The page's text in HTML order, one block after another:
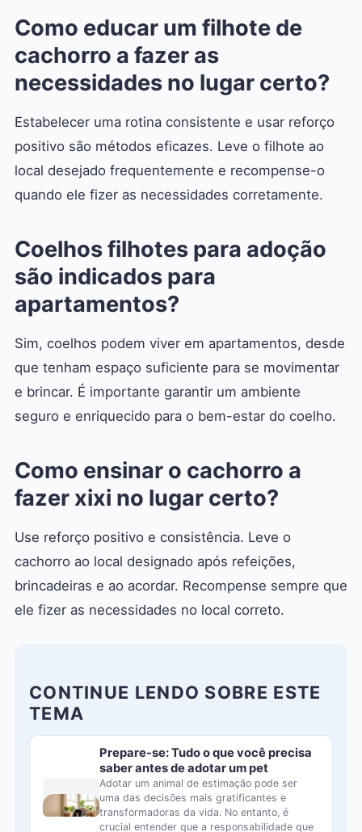
Como educar um filhote de
cachorro a fazer as
necessidades no lugar certo?
Estabelecer uma rotina consistente e usar reforço
positivo são métodos eficazes. Leve o filhote ao
local desejado frequentemente e recompense-o
quando ele fizer as necessidades corretamente.
Coelhos filhotes para adoção
são indicados para
apartamentos?
Sim, coelhos podem viver em apartamentos, desde
que tenham espaço suficiente para se movimentar
e brincar. É importante garantir um ambiente
seguro e enriquecido para o bem-estar do coelho.
Como ensinar o cachorro a
fazer xixi no lugar certo?
Use reforço positivo e consistência. Leve o
cachorro ao local designado após refeições,
brincadeiras e ao acordar. Recompense sempre que
ele fizer as necessidades no local correto.
CONTINUE LENDO SOBRE ESTE
TEMA
Prepare-se: Tudo o que você precisa
saber antes de adotar um pet
Adotar um animal de estimação pode ser
uma das decisões mais gratificantes e
transformadoras da vida. No entanto, é
crucial entender que a responsabilidade que